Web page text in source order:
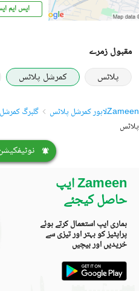
ایس ایم
مقبول زمرے
پلاٹس
کمرشل پلاٹس
Zameenلاہور کمرشل پلاٹس گلبرگ
پلاٹس
Zameen ایپ
حاصل کیجئے
ہماری ایپ استعمال کرتے ہوئے
پراپٹیز کو بہتر اور تیزی سے
خریدیں اور بیچیں